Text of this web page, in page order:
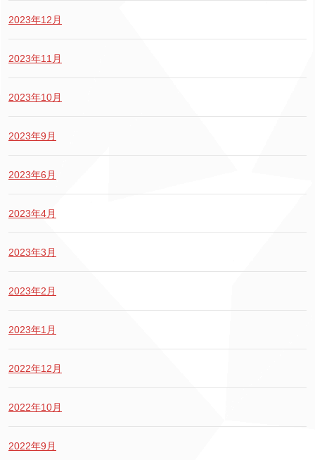
2023年12月
2023年11月
2023年10月
2023年9月
2023年6月
2023年4月
2023年3月
2023年2月
2023年1月
2022年12月
2022年10月
2022年9月